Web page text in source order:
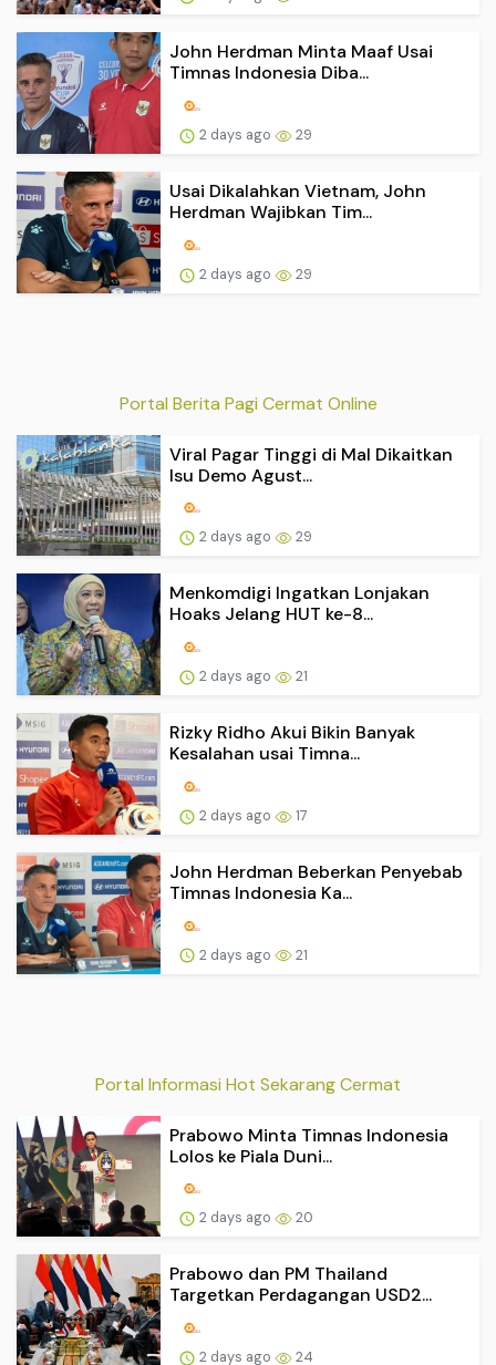
John Herdman Minta Maaf Usai
Timnas Indonesia Diba...
2 days ago 29
Usai Dikalahkan Vietnam, John
Herdman Wajibkan Tim...
2 days ago 29
Portal Berita Pagi Cermat Online
Viral Pagar Tinggi di Mal Dikaitkan
Isu Demo Agust...
2 days ago 29
Menkomdigi Ingatkan Lonjakan
Hoaks Jelang HUT ke-8...
2 days ago 21
Rizky Ridho Akui Bikin Banyak
Kesalahan usai Timna...
2 days ago 17
John Herdman Beberkan Penyebab
Timnas Indonesia Ka...
2 days ago 21
Portal Informasi Hot Sekarang Cermat
Prabowo Minta Timnas Indonesia
Lolos ke Piala Duni...
2 days ago 20
Prabowo dan PM Thailand
Targetkan Perdagangan USD2...
2 days ago 24